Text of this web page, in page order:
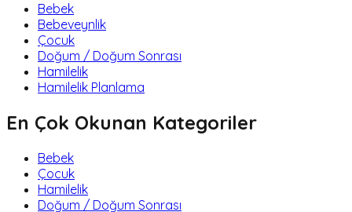
Bebek
Bebeveynlik
Çocuk
Doğum / Doğum Sonrası
Hamilelik
Hamilelik Planlama
En Çok Okunan Kategoriler
Bebek
Çocuk
Hamilelik
Doğum / Doğum Sonrası